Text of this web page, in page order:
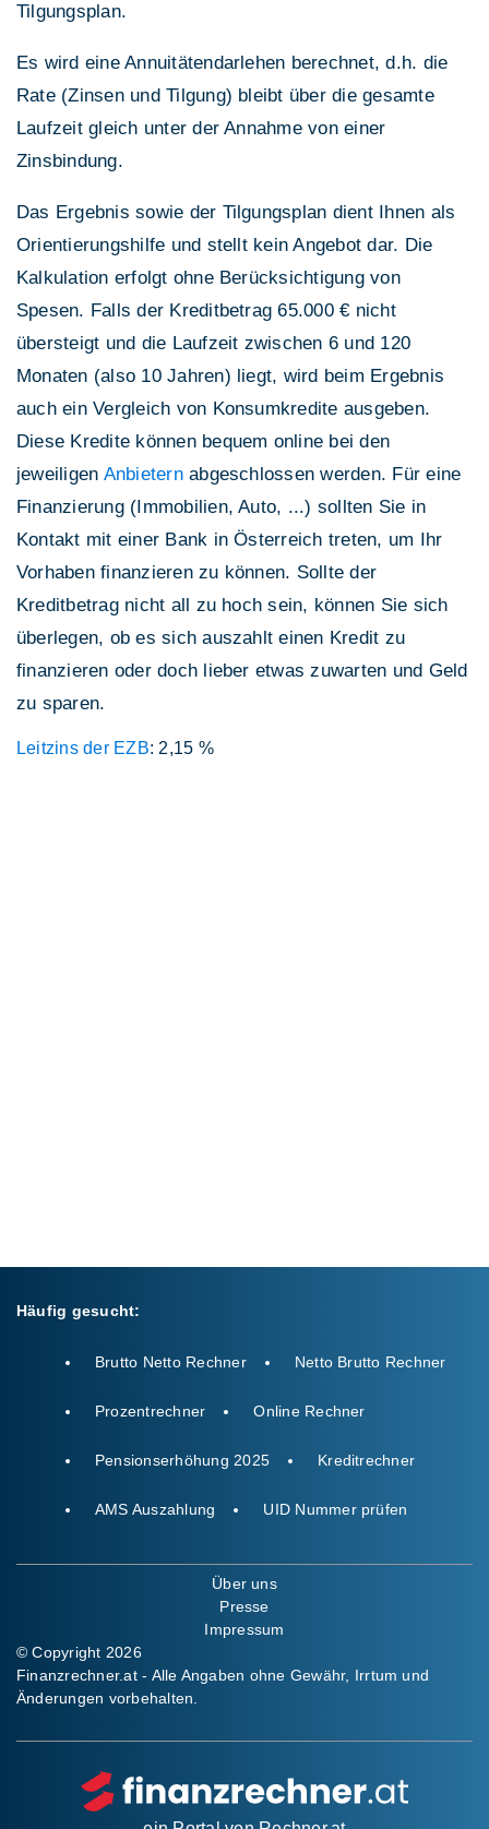
Tilgungsplan.
Es wird eine Annuitätendarlehen berechnet, d.h. die
Rate (Zinsen und Tilgung) bleibt über die gesamte
Laufzeit gleich unter der Annahme von einer
Zinsbindung.
Das Ergebnis sowie der Tilgungsplan dient Ihnen als
Orientierungshilfe und stellt kein Angebot dar. Die
Kalkulation erfolgt ohne Berücksichtigung von
Spesen. Falls der Kreditbetrag 65.000 € nicht
übersteigt und die Laufzeit zwischen 6 und 120
Monaten (also 10 Jahren) liegt, wird beim Ergebnis
auch ein Vergleich von Konsumkredite ausgeben.
Diese Kredite können bequem online bei den
jeweiligen Anbieternabgeschlossen werden. Für eine
Finanzierung (Immobilien, Auto, ...) sollten Sie in
Kontakt mit einer Bank in Österreich treten, um Ihr
Vorhaben finanzieren zu können. Sollte der
Kreditbetrag nicht all zu hoch sein, können Sie sich
überlegen, ob es sich auszahlt einen Kredit zu
finanzieren oder doch lieber etwas zuwarten und Geld
zu sparen.
Leitzins der EZB: 2,15 %
Häufig gesucht:
Brutto Netto Rechner Netto Brutto Rechner
Prozentrechner Online Rechner
Pensionserhöhung 2025 Kreditrechner
AMS Auszahlung UID Nummer prüfen
Über uns
Presse
Impressum
© Copyright 2026
Finanzrechner.at - Alle Angaben ohne Gewähr, Irrtum und
Änderungen vorbehalten.